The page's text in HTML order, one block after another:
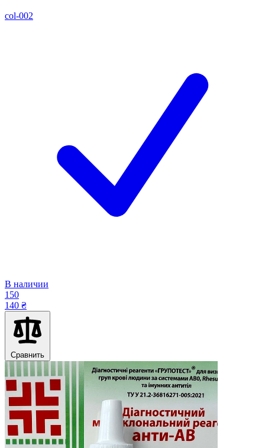
col-002
В наличии
150
140 ₴
Сравнить